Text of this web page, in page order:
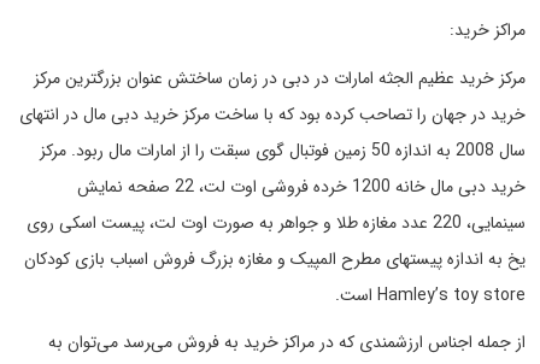
مراکز خرید:
مرکز خرید عظیم الجثه امارات در دبی در زمان ساختش عنوان بزرگترین مرکز
خرید در جهان را تصاحب کرده بود که با ساخت مرکز خرید دبی مال در انتهای
سال 2008 به اندازه 50 زمین فوتبال گوی سبقت را از امارات مال ربود. مرکز
خرید دبی مال خانه 1200 خرده فروشی اوت لت، 22 صفحه نمایش
سینمایی، 220 عدد مغازه طلا و جواهر به صورت اوت لت، پیست اسکی روی
یخ به اندازه پیستهای مطرح المپیک و مغازه بزرگ فروش اسباب بازی کودکان
Hamley’s toy store است.
از جمله اجناس ارزشمندی که در مراکز خرید به فروش می‌‍رسد می‌توان به